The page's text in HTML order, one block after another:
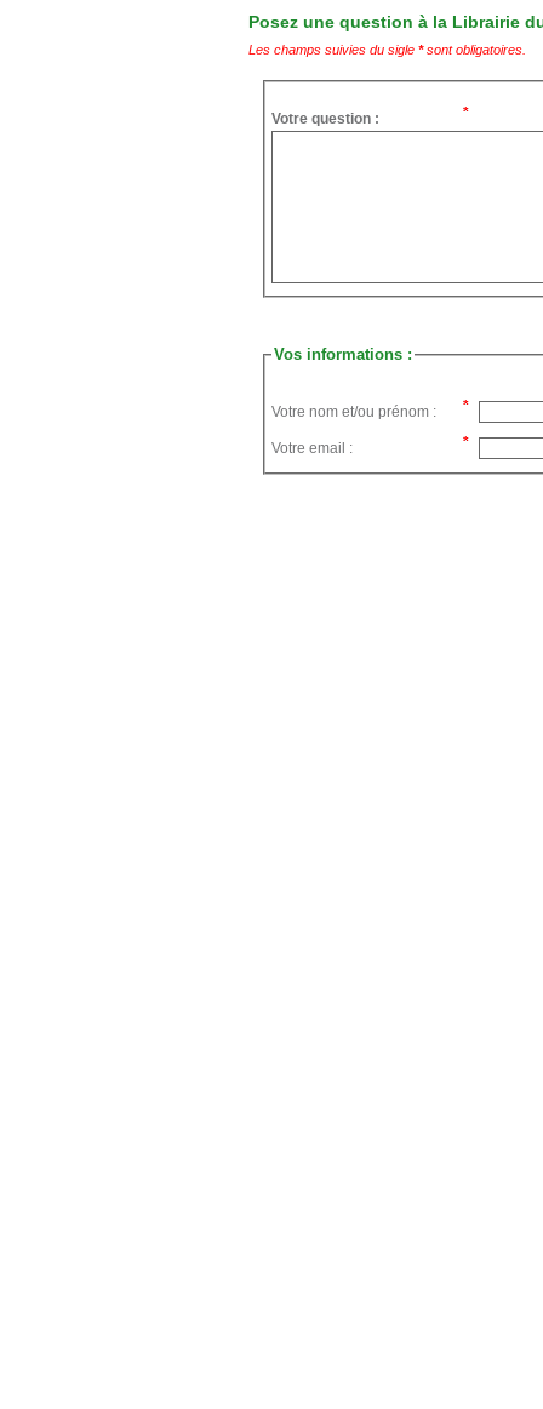
Posez une question à la Librairie
Les champs suivies du sigle *sont obligatoires.
Votre question :
Vos informations :
Votre nom et/ou prénom :
Votre email :